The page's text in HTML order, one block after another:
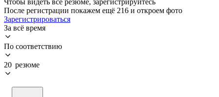
После регистрации покажем ещё 216 и откроем фото
Зарегистрироваться
За всё время
По соответствию
20 резюме